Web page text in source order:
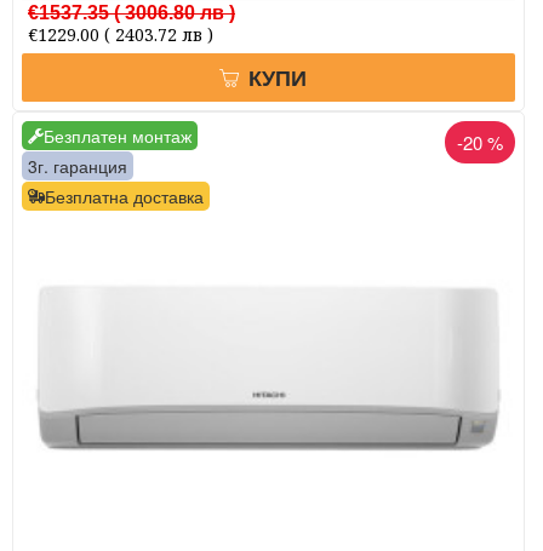
€1537.35( 3006.80 лв )
€1229.00 ( 2403.72 лв )
КУПИ
Безплатен монтаж
Безплатна доставка
3г. гаранция
-20 %